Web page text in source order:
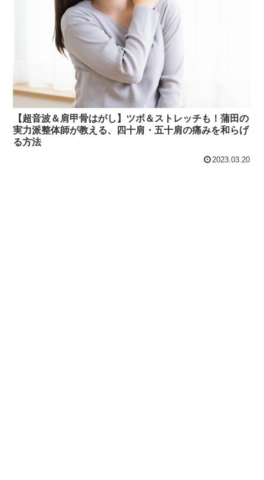
【超音波＆肩甲骨はがし】ツボ＆ストレッチも！蒲田の
実力派整体師が教える、四十肩・五十肩の痛みを和らげ
る方法
2023.03.20